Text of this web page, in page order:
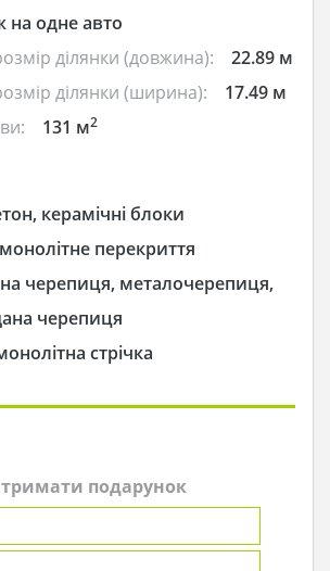
на одне авто
ділянки (довжина):
22.89 м
ділянки (ширина):
17.49 м
131 м2
керамічні блоки
монолітне перекриття
черепиця, металочерепиця,
черепиця
стрічка
подарунок